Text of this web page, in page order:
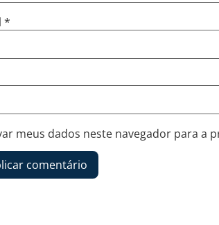
*
meus dados neste navegador para a